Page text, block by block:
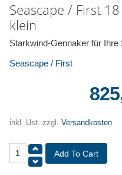
Seascape / First
klein
Starkwind-Gennaker für
Seascape / First
inkl. Ust. zzgl.Versandkosten